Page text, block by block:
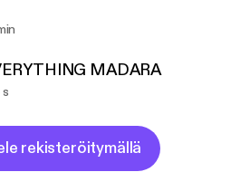
MADARA
rekisteröitymällä